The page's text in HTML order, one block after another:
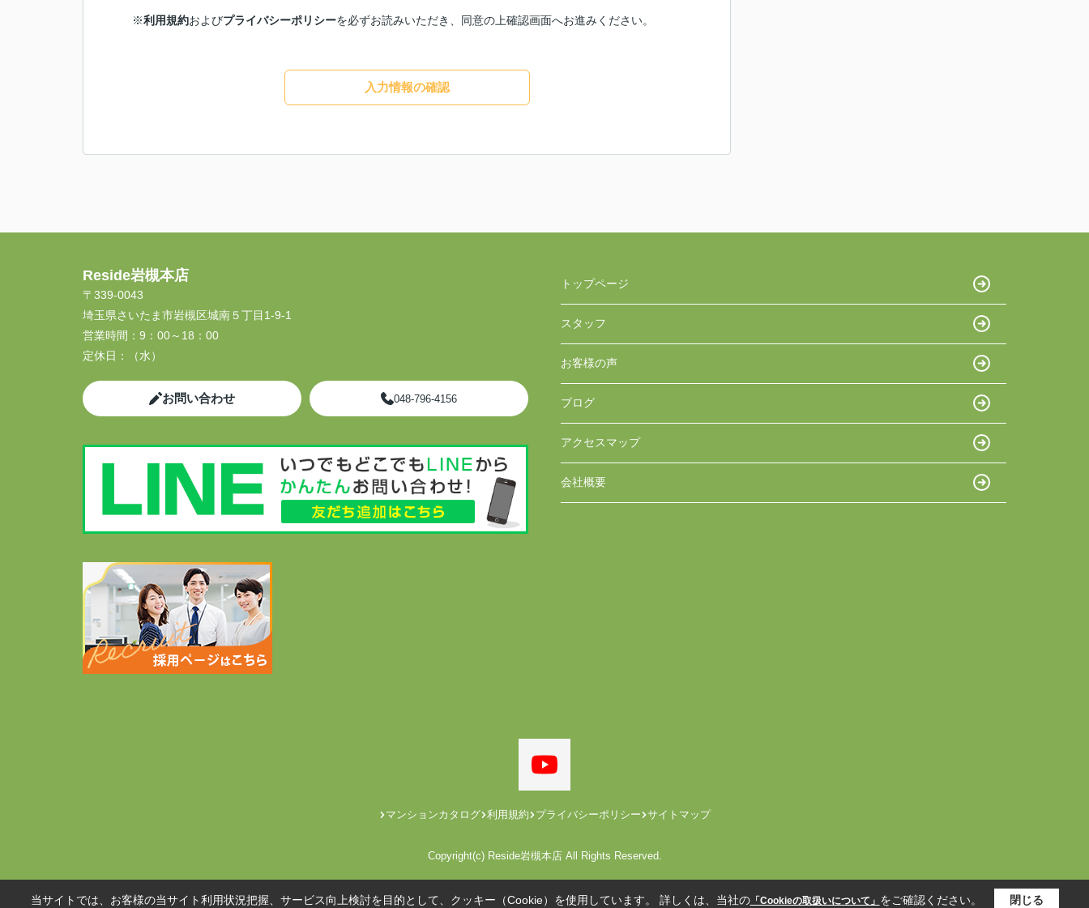
※利用規約およびプライバシーポリシーを必ずお読みいただき、同意の上確認画面へお進みください。
入力情報の確認
Reside岩槻本店
〒339-0043
埼玉県さいたま市岩槻区城南５丁目1-9-1
営業時間： 9：00～18：00
定休日：
（水）
お問い合わせ 048-796-4156
トップページ
スタッフ
お客様の声
ブログ
アクセスマップ
会社概要
マンションカタログ 利用規約 プライバシーポリシー サイトマップ
Copyright(c) Reside岩槻本店 All Rights Reserved.
当サイトでは、お客様の当サイト利用状況把握、サービス向上検討を目的として、クッキー（Cookie）を使用しています。 詳しくは、当社の「Cookieの取扱いについて」 をご確認ください。 閉じる